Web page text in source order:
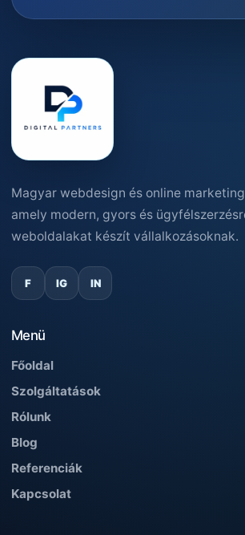
Magyar webdesign és online
amely modern, gyors és
weboldalakat készít vállalkozásoknak.
F IG IN
Menü
Főoldal
Szolgáltatások
Rólunk
Blog
Referenciák
Kapcsolat